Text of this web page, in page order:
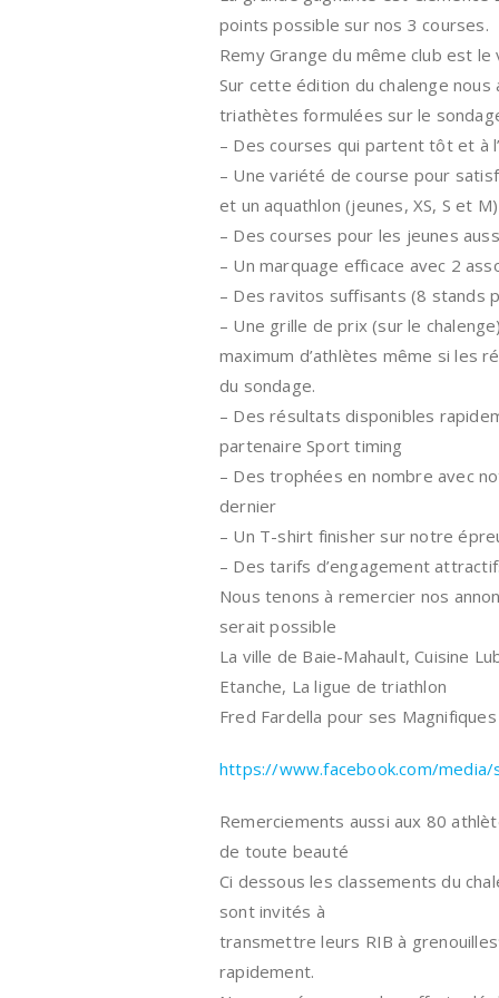
points possible sur nos 3 courses.
Remy Grange du même club est le
Sur cette édition du chalenge
triathètes formulées sur le
– Des courses qui partent tôt et à
– Une variété de course pour
et un aquathlon (jeunes, XS, S et M)
– Des courses pour les jeunes
– Un marquage efficace avec 2
– Des ravitos suffisants (8 stands
– Une grille de prix (sur le
maximum d’athlètes même si les
du sondage.
– Des résultats disponibles
partenaire Sport timing
– Des trophées en nombre avec
dernier
– Un T-shirt finisher sur notre
– Des tarifs d’engagement
Nous tenons à remercier nos
serait possible
La ville de Baie-Mahault, Cuisine
Etanche, La ligue de triathlon
Fred Fardella pour ses
https://www.facebook.com/
Remerciements aussi aux 80
de toute beauté
Ci dessous les classements du
sont invités à
transmettre leurs RIB à
rapidement.